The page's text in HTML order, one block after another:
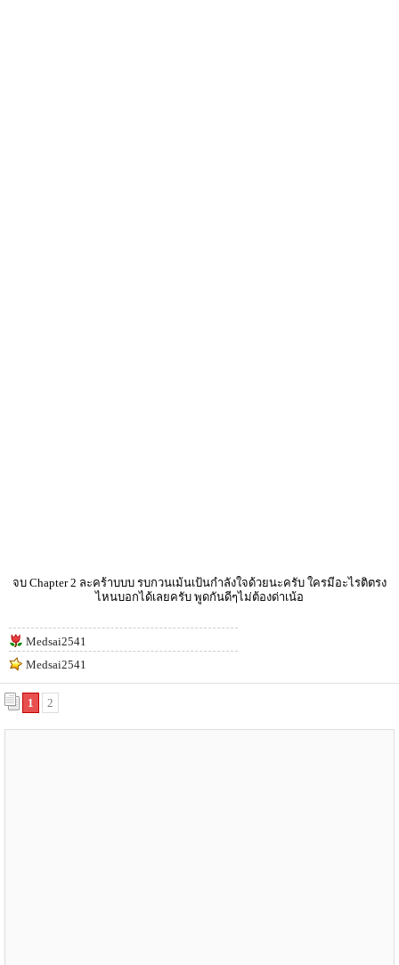
จบ Chapter 2 ละคร้าบบบ รบกวนเม้นเป้นกำลังใจด้วยนะครับ ใครมีอะไรติตรง
ไหนบอกได้เลยครับ พูดกันดีๆไม่ต้องด่าเน้อ
Medsai2541
Medsai2541
1 2